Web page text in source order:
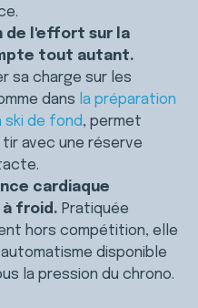
de l'effort sur la
tout autant.
sa charge sur les
dans la préparation
ski de fond, permet
tir avec une réserve
cardiaque
à froid. Pratiquée
hors compétition, elle
disponible
la pression du chrono.